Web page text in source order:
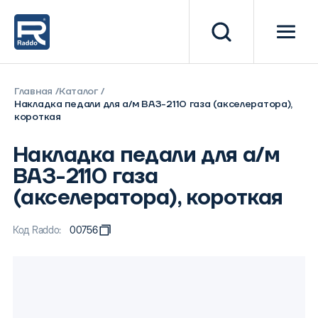
Главная Каталог
Накладка педали для а/м ВАЗ-2110 газа (акселератора),
короткая
Накладка педали для а/м
ВАЗ-2110 газа
(акселератора), короткая
Код Raddo: 00756